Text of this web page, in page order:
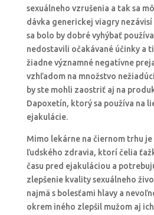
sexuálneho vzrušenia a tak sa
dávka generickej viagry
sa bolo by dobré vyhýbať
nedostavili očakávané účinky a
žiadne významné negatívne
vzhľadom na množstvo
by ste mohli zaostriť aj na
Dapoxetín, ktorý sa používa na
ejakulácie.
Mimo lekárne na čiernom trhu
ľudského zdravia, ktorí čelia
času pred ejakuláciou a
zlepšenie kvality sexuálneho
najmä s bolesťami hlavy a
okrem iného zlepšil mužom aj